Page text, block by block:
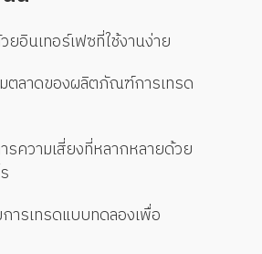
นเทอร์เฟซที่ใช้งานง่าย
มตลาดของผลิตภัณฑ์การเทรด
ความเสี่ยงที่หลากหลายด้วย
การเทรดแบบทดลองเพื่อ